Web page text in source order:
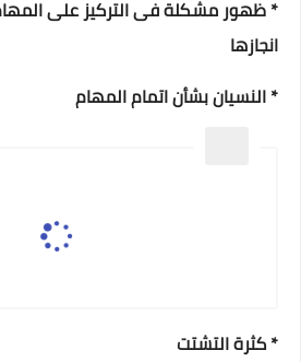
* ظهور مشكلة فى التركيز على
انجازها
* النسيان بشأن اتمام المهام
* كثرة التشتت